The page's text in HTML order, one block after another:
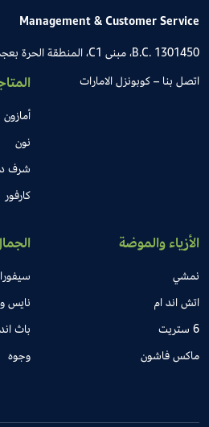
Management & Customer Service
B.C. 1301450، مبنى C1، المنطقة الحرة بعجمان
اتصل بنا – كوبونزل الامارات
أمازون
نون
شرف
كارفور
الأزياء والموضة
نمشي
اتش اند ام
6 ستريت
ماكس فاشون
سيفورا
نايس
باث
وجوه